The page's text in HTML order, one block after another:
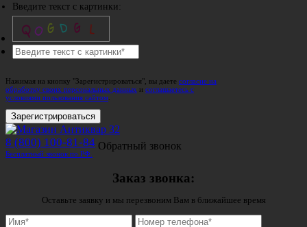
Введите текст с картинки:
Нажимая на кнопку "Зарегистрироваться", вы даете согласие на
обработку своих персональных данных и соглашаетесь с
условиями пользования сайтом
Зарегистрироваться
8 (800) 100-81-84
Бесплатный звонок по РФ.
Обратный звонок
Заказ звонка:
Оставьте заявку и мы перезвоним Вам в ближайшее время